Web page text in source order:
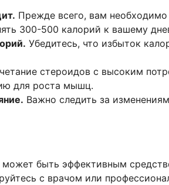
Прежде всего, вам
300-500 калорий к вашему
Убедитесь, что избыток
стероидов с высоким
для роста мышц.
Важно следить за
быть эффективным
с врачом или